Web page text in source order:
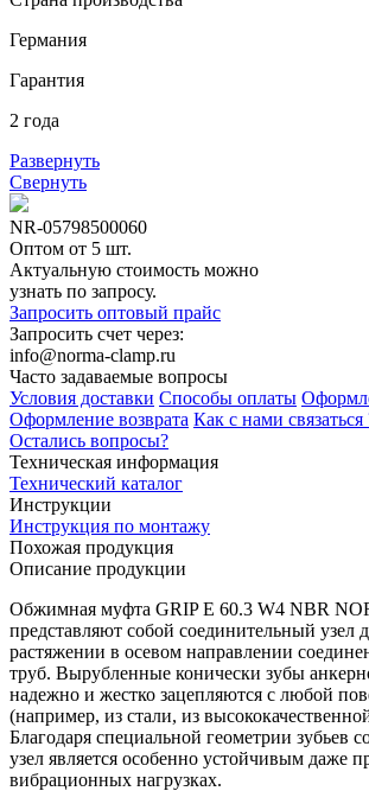
Германия
Гарантия
2 года
Развернуть
Свернуть
NR-05798500060
Оптом от 5 шт.
Актуальную стоимость можно
узнать по запросу.
Запросить оптовый прайс
Запросить счет через:
info@norma-clamp.ru
Часто задаваемые вопросы
Условия доставки Способы оплаты
Оформление возврата Как с нами связаться
Остались вопросы?
Техническая информация
Технический каталог
Инструкции
Инструкция по монтажу
Похожая продукция
Описание продукции
Обжимная муфта GRIP E 60.3 W4 NBR
представляют собой соединительный узел
растяжении в осевом направлении
труб. Вырубленные конически зубы
надежно и жестко зацепляются с любой
(например, из стали, из
Благодаря специальной геометрии зубьев
узел является особенно устойчивым даже
вибрационных нагрузках.